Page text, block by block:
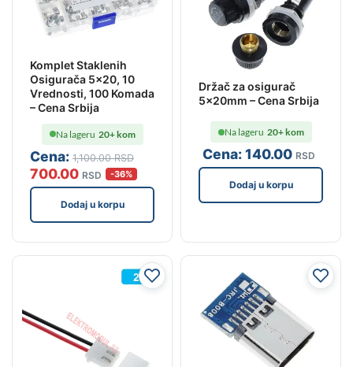
Komplet Staklenih
Osigurača 5×20, 10
Vrednosti, 100 Komada
– Cena Srbija
Cena: 1,100.00 RSD
700.00 RSD -36%
Na lageru 20+ kom
Dodaj u korpu
Držač za osigurač
5x20mm – Cena Srbija
Cena:140.00 RSD
Na lageru 20+ kom
Dodaj u korpu